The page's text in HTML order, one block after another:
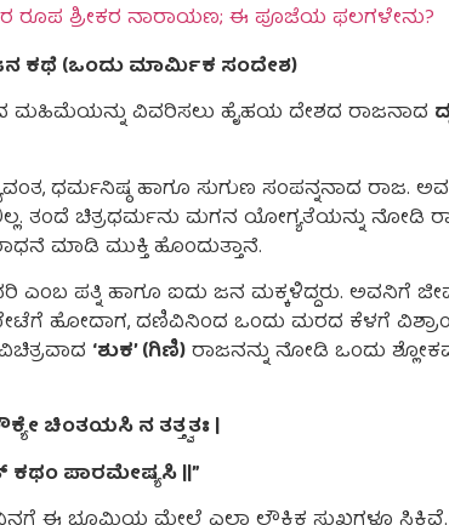
ರೂಪ ಶ್ರೀಕರ ನಾರಾಯಣ; ಈ ಪೂಜೆಯ ಫಲಗಳೇನು?
ಕಥೆ (ಒಂದು ಮಾರ್ಮಿಕ ಸಂದೇಶ)
ವಿವರಿಸಲು ಹೈಹಯ ದೇಶದ ರಾಜನಾದ
ಧರ್ಮನಿಷ್ಠ ಹಾಗೂ ಸುಗುಣ ಸಂಪನ್ನನಾದ ರಾಜ.
ತಂದೆ ಚಿತ್ರಧರ್ಮನು ಮಗನ ಯೋಗ್ಯತೆಯನ್ನು ನೋಡಿ
ಮಾಡಿ ಮುಕ್ತಿ ಹೊಂದುತ್ತಾನೆ.
ಎಂಬ ಪತ್ನಿ ಹಾಗೂ ಐದು ಜನ ಮಕ್ಕಳಿದ್ದರು. ಅವನಿಗೆ
ಹೋದಾಗ, ದಣಿವಿನಿಂದ ಒಂದು ಮರದ ಕೆಳಗೆ
‘ಶುಕ’ (ಗಿಣಿ)ರಾಜನನ್ನು ನೋಡಿ ಒಂದು
ಚಿಂತಯಸಿ ನ ತತ್ತ್ವತಃ |
ಕಥಂ ಪಾರಮೇಷ್ಯಸಿ ||”